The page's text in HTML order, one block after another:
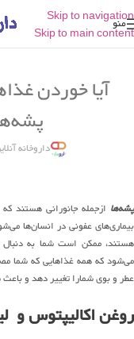
Skip to navigation
Skip to main content
منو
آیا خوردن
داروخانه
پشه‌ها ازجمله جانورانی هستند
بیماری‌های عفونی در انسان‌ها
هستند، ممکن است شما به
می‌شود که همه غذاهایی که شما
عطر و بوی شمارا تغییر دهد و
روغن اکالیپتوس و